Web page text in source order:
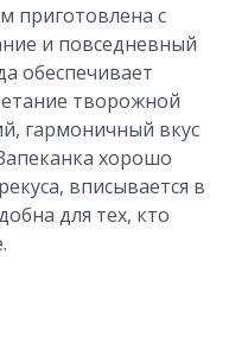
приготовлена с
и повседневный
обеспечивает
творожной
гармоничный вкус
хорошо
вписывается в
для тех, кто